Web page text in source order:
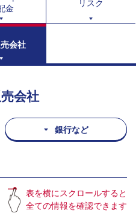
金
リスク
会社
会社
銀行など
表を横にスクロールすると
全ての情報を確認できます